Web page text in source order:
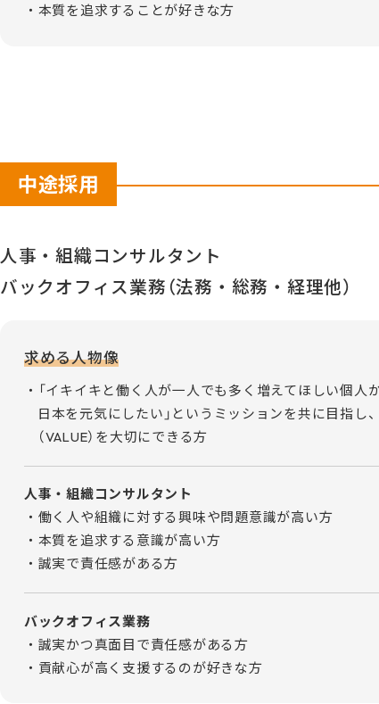
本質を追求することが好きな方
中途採用
人事・組織コンサルタント
バックオフィス業務（法務・総務・経理他）
求める人物像
「イキイキと働く人が一人でも多く増えてほしい個人
日本を元気にしたい」というミッションを共に目指し
（VALUE）を大切にできる方
人事・組織コンサルタント
働く人や組織に対する興味や問題意識が高い方
本質を追求する意識が高い方
誠実で責任感がある方
バックオフィス業務
誠実かつ真面目で責任感がある方
貢献心が高く支援するのが好きな方